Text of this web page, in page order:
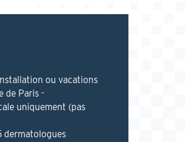
ou vacations
de Paris -
uniquement (pas
dermatologues